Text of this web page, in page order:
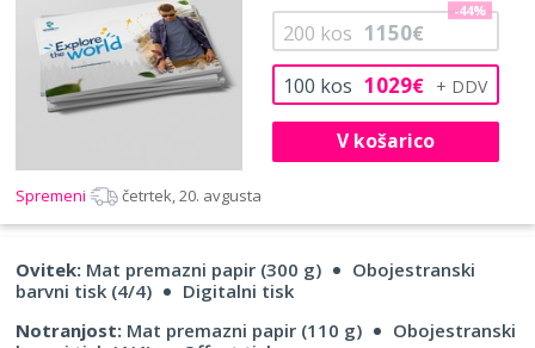
100 kos 1029€
200 kos 1150€
-44%
V košarico
Spremeni četrtek, 20. avgusta
Ovitek: Mat premazni papir (300 g)
Obojestranski
barvni tisk (4/4)
Digitalni tisk
Notranjost: Mat premazni papir (110 g)
Obojestranski